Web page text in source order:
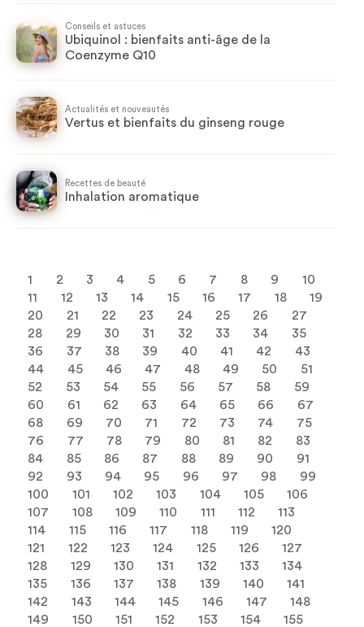
Conseils et astuces
Ubiquinol : bienfaits anti-âge de la
Coenzyme Q10
Actualités et nouveautés
Vertus et bienfaits du ginseng rouge
Recettes de beauté
Inhalation aromatique
1 2 3 4 5 6 7 8 9
10
11
12 13 14 15 16 17 18
19
20
21 22 23 24 25 26
27
28
29 30 31 32 33 34
35
36
37 38 39 40 41 42
43
44
45 46 47 48 49 50
51
52
53 54 55 56 57 58
59
60
61 62 63 64 65 66
67
68
69 70 71 72 73 74
75
76
77 78 79 80 81 82
83
84
85 86 87 88 89 90
91
92
93 94 95 96 97 98
99
100
101 102 103 104 105
106
107
108 109 110 111 112
113
114
115 116 117 118 119
120
121
122 123 124 125 126
127
128
129 130 131 132 133
134
135
136 137 138 139 140
141
142
143 144 145 146 147
148
149
150 151 152 153 154
155